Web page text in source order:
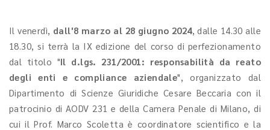
Il venerdì, dall'8 marzo al 28 giugno 2024, dalle 14.30 alle
18.30, si terrà la IX edizione del corso di perfezionamento
dal titolo "Il d.lgs. 231/2001: responsabilità da reato
degli enti e compliance aziendale", organizzato dal
Dipartimento di Scienze Giuridiche Cesare Beccaria con il
patrocinio di AODV 231 e della Camera Penale di Milano, di
cui il Prof. Marco Scoletta è coordinatore scientifico e la